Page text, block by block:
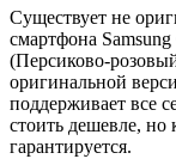
Существует не
смартфона
(Персиково-
оригинальной
поддерживает все
стоить дешевле, но
гарантируется.